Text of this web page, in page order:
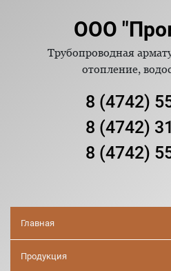
ООО
Трубопроводная
отопление,
8 (4742)
8 (4742)
8 (4742)
Главная
Продукция